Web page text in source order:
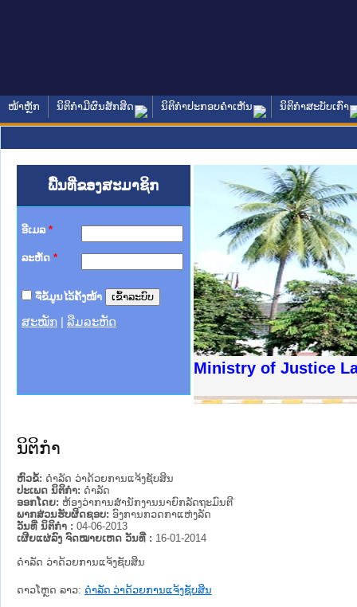
ໜ້າຫຼັກ ນິຕິກໍາມີຜົນສັກສິດ ນິຕິກໍາປະກອບຄໍາເຫັນ ນິຕິກໍາສະບັບເກົ່າ
ພື້ນທີ່ຂອງສະມາຊິກ
ອີເມລ *
ລະຫັດ *
ຈື່ຂໍ້ມູນໄວ້ຄັ້ງໜ້າ
ສະໝັກ ລືມລະຫັດ
Ministry of Justice
າຊົນ ພາກເໜືອ
ການ
ກາງ
ໃຕ້
ຕຳຫຼວດປະຊາຊົນ
ສັນຕິບານປະຊາຊົນ
ກເໜືອ
າຊົນ ພາກກາງ
ນິຕິກໍາ
ຫົວຂໍ້: ດຳລັດ ວ່າດ້ວຍການແຈ້ງຊັບສິນ
ປະເພດ ນິຕິກໍາ: ດໍາລັດ
ອອກໂດຍ: ຫ້ອງວ່າການສຳນັກງານນາຍົກລັດຖະມົນຕີ
ພາກສ່ວນຮັບຜິດຊອບ: ອົງການກວດກາແຫ່ງລັດ
ວັນທີ່ ນິຕິກໍາ : 04-06-2013
ເຜີຍແຜ່ລົງ ຈົດໝາຍເຫດ ວັນທີ່ : 16-01-2014
ດຳລັດ ວ່າດ້ວຍການແຈ້ງຊັບສິນ
ດາວໂຫຼດ ລາວ: ດຳລັດ ວ່າດ້ວຍການແຈ້ງຊັບສິນ